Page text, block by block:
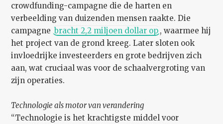
crowdfunding-campagne die de harten en
verbeelding van duizenden mensen raakte. Die
campagne bracht 2,2 miljoen dollar op , waarmee hij
het project van de grond kreeg. Later sloten ook
invloedrijke investeerders en grote bedrijven zich
aan, wat cruciaal was voor de schaalvergroting van
zijn operaties.
Technologie als motor van verandering
“Technologie is het krachtigste middel voor